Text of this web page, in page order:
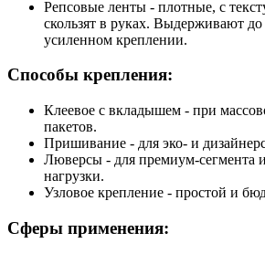
Репсовые ленты - плотные, с
скользят в руках. Выдерживают
усиленном креплении.
Способы крепления:
Клеевое с вкладышем - при
пакетов.
Пришивание - для эко- и
Люверсы - для премиум-сегмента
нагрузки.
Узловое крепление - простой и
Сферы применения: